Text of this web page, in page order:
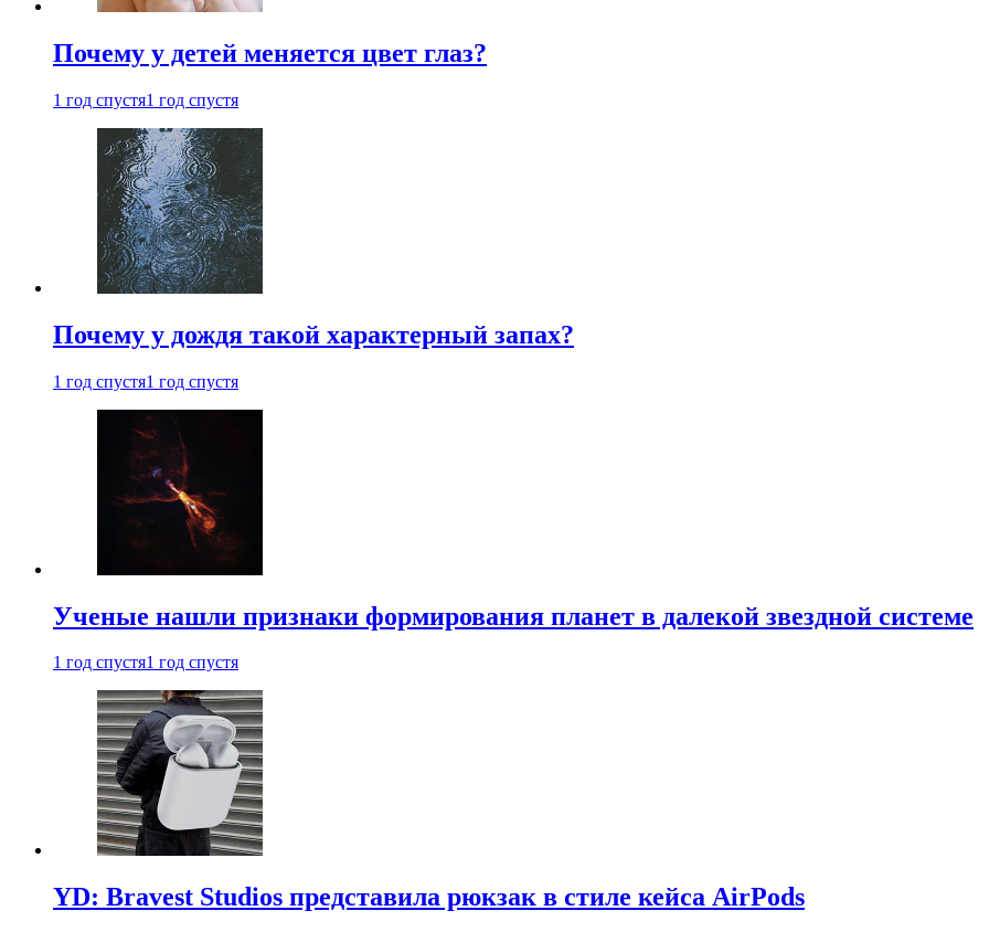
Почему у детей меняется цвет глаз?
1 год спустя1 год спустя
Почему у дождя такой характерный запах?
1 год спустя1 год спустя
Ученые нашли признаки формирования планет в далекой звездной системе
1 год спустя1 год спустя
YD: Bravest Studios представила рюкзак в стиле кейса AirPods